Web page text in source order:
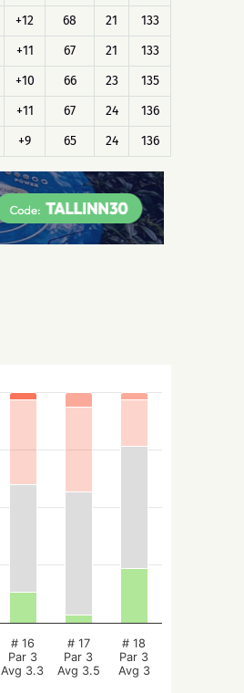
+12 68 21
133
+11 67 21
133
+10 66 23
135
+11 67 24
136
+9 65 24 136
# 16
Par 3
Avg 3.3
# 17
Par 3
Avg 3.5
# 18
Par 3
Avg 3